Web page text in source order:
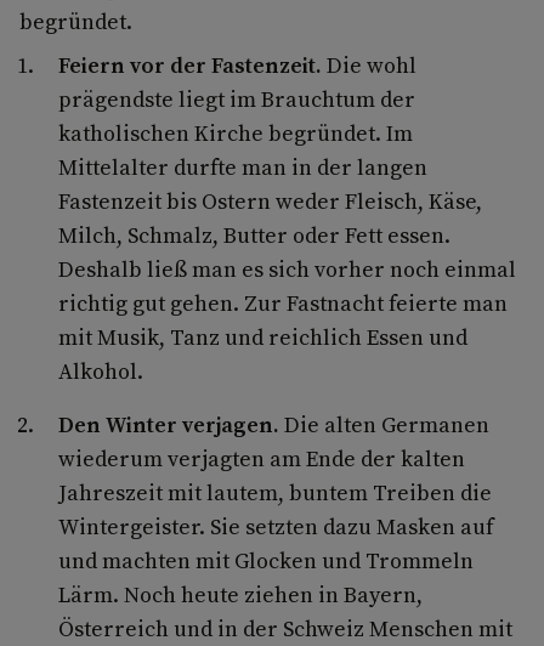
begründet.
Feiern vor der Fastenzeit. Die wohl
prägendste liegt im Brauchtum der
katholischen Kirche begründet. Im
Mittelalter durfte man in der langen
Fastenzeit bis Ostern weder Fleisch, Käse,
Milch, Schmalz, Butter oder Fett essen.
Deshalb ließ man es sich vorher noch einmal
richtig gut gehen. Zur Fastnacht feierte man
mit Musik, Tanz und reichlich Essen und
Alkohol.
Den Winter verjagen. Die alten Germanen
wiederum verjagten am Ende der kalten
Jahreszeit mit lautem, buntem Treiben die
Wintergeister. Sie setzten dazu Masken auf
und machten mit Glocken und Trommeln
Lärm. Noch heute ziehen in Bayern,
Österreich und in der Schweiz Menschen mit